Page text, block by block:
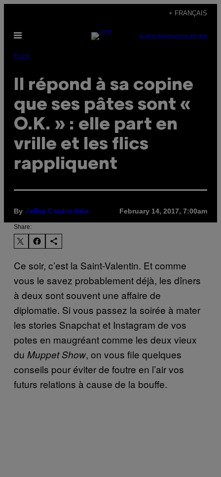
content
+ FRANÇAIS
Open
SUBSCRIBENEWSLETTER
Food
Il répond à sa copine
que ses pâtes sont «
O.K. » : elle part en
vrille et les flics
rappliquent
By Jelisa Castrodale February 14, 2017, 7:00am
Share:
Ce soir, c’est la Saint-Valentin. Et comme
vous le savez probablement déjà, les dîners
à deux sont souvent une affaire de
diplomatie. Si vous passez la soirée à mater
les stories Snapchat et Instagram de vos
potes en maugréant comme les deux vieux
du Muppet Show, on vous file quelques
conseils pour éviter de foutre en l’air vos
futurs relations à cause de la bouffe.